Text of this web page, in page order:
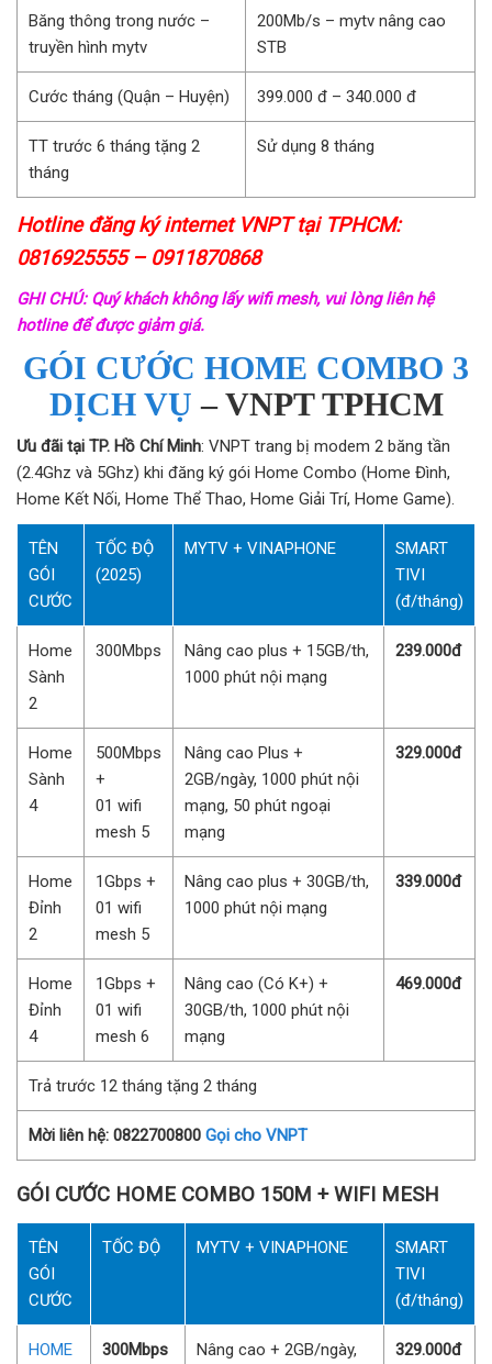
Băng thông trong nước –
truyền hình mytv
200Mb/s – mytv nâng cao
STB
Cước tháng (Quận – Huyện) 399.000 đ – 340.000 đ
TT trước 6 tháng tặng 2
tháng
Sử dụng 8 tháng
Hotline đăng ký internet VNPT tại TPHCM:
0816925555 – 0911870868
GHI CHÚ: Quý khách không lấy wifi mesh, vui lòng liên hệ
hotline để được giảm giá.
GÓI CƯỚC HOME COMBO 3
DỊCH VỤ – VNPT TPHCM
Ưu đãi tại TP. Hồ Chí Minh: VNPT trang bị modem 2 băng tần
(2.4Ghz và 5Ghz) khi đăng ký gói Home Combo (Home Đình,
Home Kết Nối, Home Thể Thao, Home Giải Trí, Home Game).
TÊN
GÓI
CƯỚC
TỐC ĐỘ
(2025)
MYTV + VINAPHONE
SMART
TIVI
(đ/tháng)
Home
Sành
2
300Mbps
Nâng cao plus + 15GB/th,
1000 phút nội mạng
239.000đ
Home
Sành
4
500Mbps
+
01 wifi
mesh 5
Nâng cao Plus +
2GB/ngày, 1000 phút nội
mạng, 50 phút ngoại
mạng
329.000đ
Home
Đỉnh
2
1Gbps +
01 wifi
mesh 5
Nâng cao plus + 30GB/th,
1000 phút nội mạng
339.000đ
Home
Đỉnh
4
1Gbps +
01 wifi
mesh 6
Nâng cao (Có K+) +
30GB/th, 1000 phút nội
mạng
469.000đ
Trả trước 12 tháng tặng 2 tháng
Mời liên hệ: 0822700800 Gọi cho VNPT
GÓI CƯỚC HOME COMBO 150M + WIFI MESH
TÊN
GÓI
CƯỚC
TỐC ĐỘ MYTV + VINAPHONE
SMART
TIVI
(đ/tháng)
HOME
300Mbps
Nâng cao + 2GB/ngày,
329.000đ